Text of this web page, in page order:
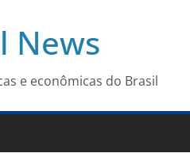
News
e econômicas do Brasil